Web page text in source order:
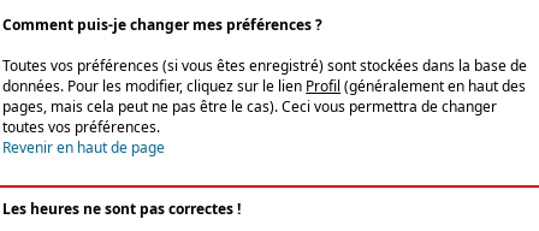
Comment puis-je changer mes préférences ?
Toutes vos préférences (si vous êtes enregistré) sont stockées dans la base de
données. Pour les modifier, cliquez sur le lien Profil (généralement en haut des
pages, mais cela peut ne pas être le cas). Ceci vous permettra de changer
toutes vos préférences.
Revenir en haut de page
Les heures ne sont pas correctes !